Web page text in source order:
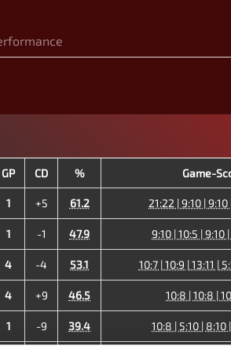
GP CD % Game-
1 +5 61.2 21:22 | 9:10 | 9:10
1 -1 47.9 9:10 | 10:5 | 9:10
4 -4 53.1 10:7 | 10:9 | 13:11 |
4 +9 46.5 10:8 | 10:8 |
1 -9 39.4 10:8 | 5:10 | 8:10